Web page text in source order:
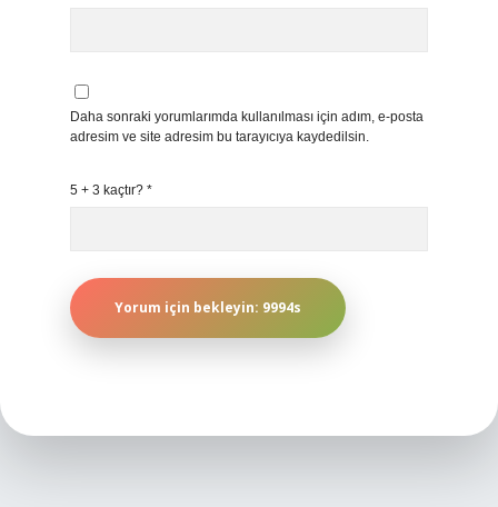
Daha sonraki yorumlarımda kullanılması için adım, e-posta
adresim ve site adresim bu tarayıcıya kaydedilsin.
5 + 3 kaçtır? *